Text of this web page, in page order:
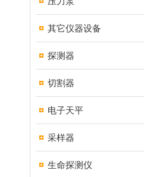
其它仪器设备
探测器
切割器
电子天平
采样器
生命探测仪